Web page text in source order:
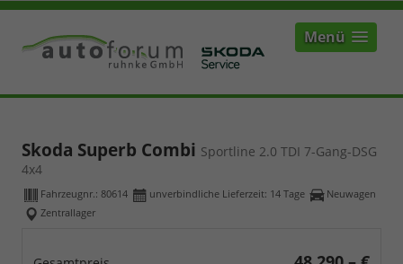
Menü
Skoda Superb Combi Sportline 2.0 TDI 7-Gang-DSG
4x4
Fahrzeugnr.: 80614 unverbindliche Lieferzeit: 14 Tage
Neuwagen
Zentrallager